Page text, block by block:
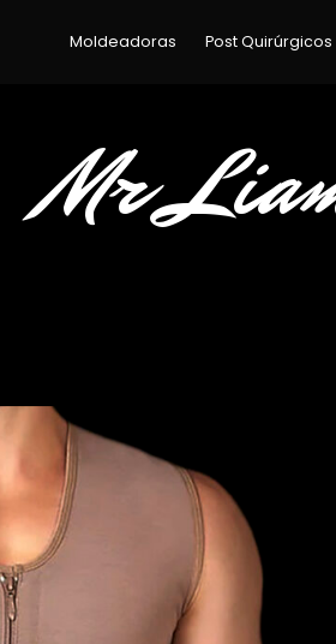
Moldeadoras Post Quirúrgicos
Mr